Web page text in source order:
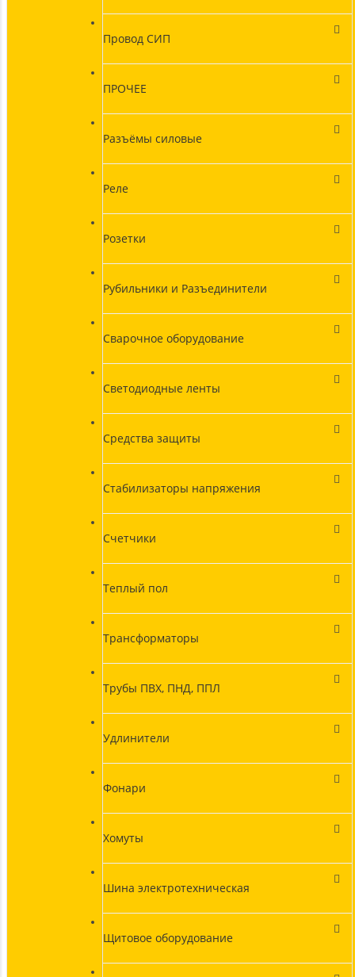
Провод СИП
ПРОЧЕЕ
Разъёмы силовые
Реле
Розетки
Рубильники и Разъединители
Сварочное оборудование
Светодиодные ленты
Средства защиты
Стабилизаторы напряжения
Счетчики
Теплый пол
Трансформаторы
Трубы ПВХ, ПНД, ППЛ
Удлинители
Фонари
Хомуты
Шина электротехническая
Щитовое оборудование